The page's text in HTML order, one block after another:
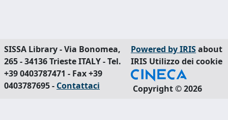
SISSA Library - Via Bonomea,
265 - 34136 Trieste ITALY - Tel.
+39 0403787471 - Fax +39
0403787695 - Contattaci
Powered by IRISabout
IRIS Utilizzo dei cookie
Copyright © 2026